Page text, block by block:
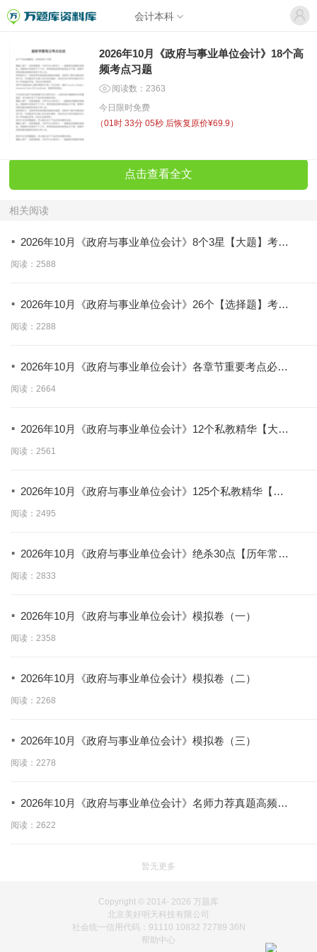
会计本科
2026年10月《政府与事业单位会计》18个高
频考点习题
阅读数：2363
今日限时免费
（01时 33分 05秒 后恢复原价¥69.9）
点击查看全文
相关阅读
· 2026年10月《政府与事业单位会计》8个3星【大题】考点
【拿分必背】
阅读：2588
· 2026年10月《政府与事业单位会计》26个【选择题】考点
【拿分必学】
阅读：2288
· 2026年10月《政府与事业单位会计》各章节重要考点必考
题
阅读：2664
· 2026年10月《政府与事业单位会计》12个私教精华【大
题】
阅读：2561
· 2026年10月《政府与事业单位会计》125个私教精华【选
择题】
阅读：2495
· 2026年10月《政府与事业单位会计》绝杀30点【历年常
考！！】
阅读：2833
· 2026年10月《政府与事业单位会计》模拟卷（一）
阅读：2358
· 2026年10月《政府与事业单位会计》模拟卷（二）
阅读：2268
· 2026年10月《政府与事业单位会计》模拟卷（三）
阅读：2278
· 2026年10月《政府与事业单位会计》名师力荐真题高频考
点
阅读：2622
暂无更多
Copyright © 2014- 2026 万题库
北京美好明天科技有限公司
社会统一信用代码：91110 10832 72789 36N
帮助中心